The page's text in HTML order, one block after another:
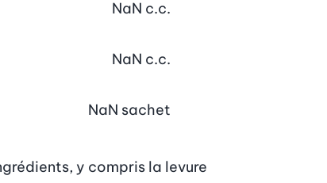
NaN c.c.
NaN c.c.
NaN sachet
y compris la levure